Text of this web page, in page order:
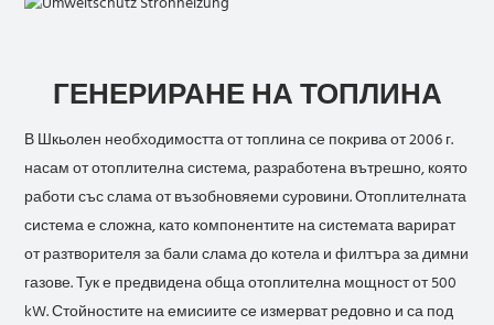
ГЕНЕРИРАНЕ НА ТОПЛИНА
В Шкьолен необходимостта от топлина се покрива от 2006 г.
насам от отоплителна система, разработена вътрешно, която
работи със слама от възобновяеми суровини. Отоплителната
система е сложна, като компонентите на системата варират
от разтворителя за бали слама до котела и филтъра за димни
газове. Тук е предвидена обща отоплителна мощност от 500
kW. Стойностите на емисиите се измерват редовно и са под